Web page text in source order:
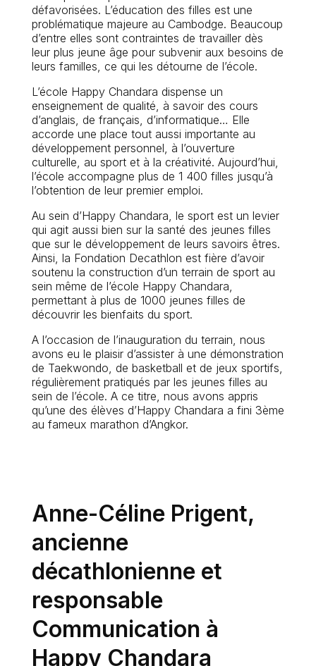
défavorisées. L’éducation des filles est une
problématique majeure au Cambodge. Beaucoup
d’entre elles sont contraintes de travailler dès
leur plus jeune âge pour subvenir aux besoins de
leurs familles, ce qui les détourne de l’école.
L’école Happy Chandara dispense un
enseignement de qualité, à savoir des cours
d’anglais, de français, d’informatique… Elle
accorde une place tout aussi importante au
développement personnel, à l’ouverture
culturelle, au sport et à la créativité. Aujourd’hui,
l’école accompagne plus de 1 400 filles jusqu’à
l’obtention de leur premier emploi.
Au sein d’Happy Chandara, le sport est un levier
qui agit aussi bien sur la santé des jeunes filles
que sur le développement de leurs savoirs êtres.
Ainsi, la Fondation Decathlon est fière d’avoir
soutenu la construction d’un terrain de sport au
sein même de l’école Happy Chandara,
permettant à plus de 1000 jeunes filles de
découvrir les bienfaits du sport.
A l’occasion de l’inauguration du terrain, nous
avons eu le plaisir d’assister à une démonstration
de Taekwondo, de basketball et de jeux sportifs,
régulièrement pratiqués par les jeunes filles au
sein de l’école. A ce titre, nous avons appris
qu’une des élèves d’Happy Chandara a fini 3ème
au fameux marathon d’Angkor.
Anne-Céline Prigent,
ancienne
décathlonienne et
responsable
Communication à
Happy Chandara